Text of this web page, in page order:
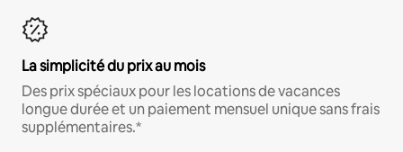
La simplicité du prix au mois
Des prix spéciaux pour les locations de vacances
longue durée et un paiement mensuel unique sans frais
supplémentaires.*